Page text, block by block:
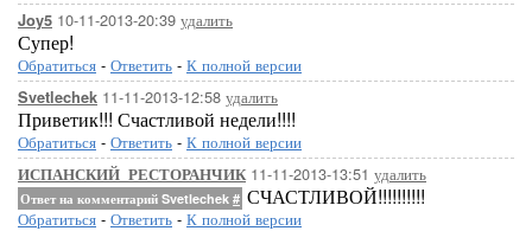
Joy5 10-11-2013-20:39 удалить
Супер!
Обратиться - Ответить - К полной версии
Svetlechek 11-11-2013-12:58 удалить
Приветик!!! Счастливой недели!!!!
Обратиться - Ответить - К полной версии
ИСПАНСКИЙ_РЕСТОРАНЧИК11-11-2013-13:51 удалить
Ответ на комментарий Svetlechek # СЧАСТЛИВОЙ!!!!!!!!!!
Обратиться - Ответить - К полной версии